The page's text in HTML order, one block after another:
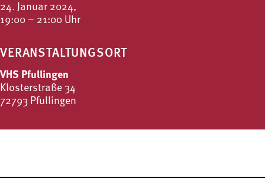
24. Januar 2024,
19:00 – 21:00 Uhr
VERANSTALTUNGSORT
VHS Pfullingen
Klosterstraße 34
72793 Pfullingen